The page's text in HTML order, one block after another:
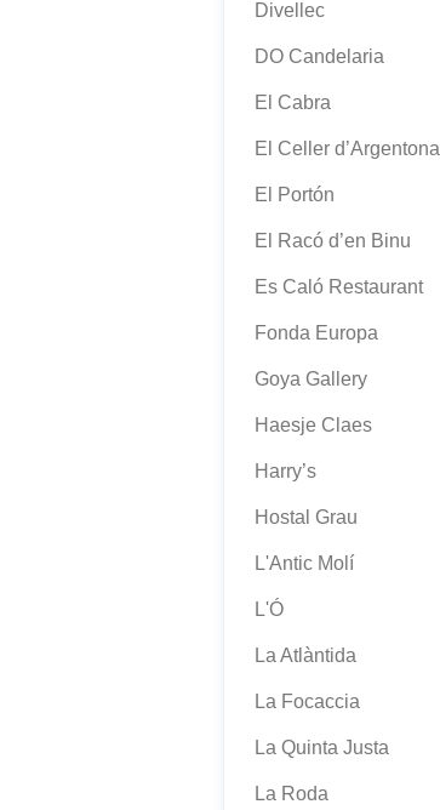
Divellec
DO Candelaria
El Cabra
El Celler d’Argentona
El Portón
El Racó d’en Binu
Es Caló Restaurant
Fonda Europa
Goya Gallery
Haesje Claes
Harry’s
Hostal Grau
L'Antic Molí
L'Ó
La Atlàntida
La Focaccia
La Quinta Justa
La Roda